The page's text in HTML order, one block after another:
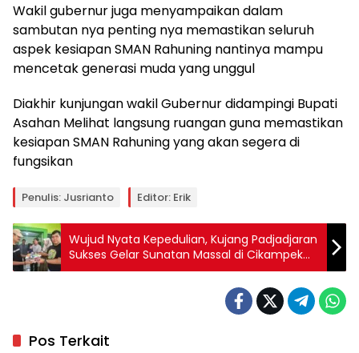
Wakil gubernur juga menyampaikan dalam
sambutan nya penting nya memastikan seluruh
aspek kesiapan SMAN Rahuning nantinya mampu
mencetak generasi muda yang unggul
Diakhir kunjungan wakil Gubernur didampingi Bupati
Asahan Melihat langsung ruangan guna memastikan
kesiapan SMAN Rahuning yang akan segera di
fungsikan
Penulis: Jusrianto Editor: Erik
Wujud Nyata Kepedulian, Kujang Padjadjaran
Sukses Gelar Sunatan Massal di Cikampek
Timur
Pos Terkait